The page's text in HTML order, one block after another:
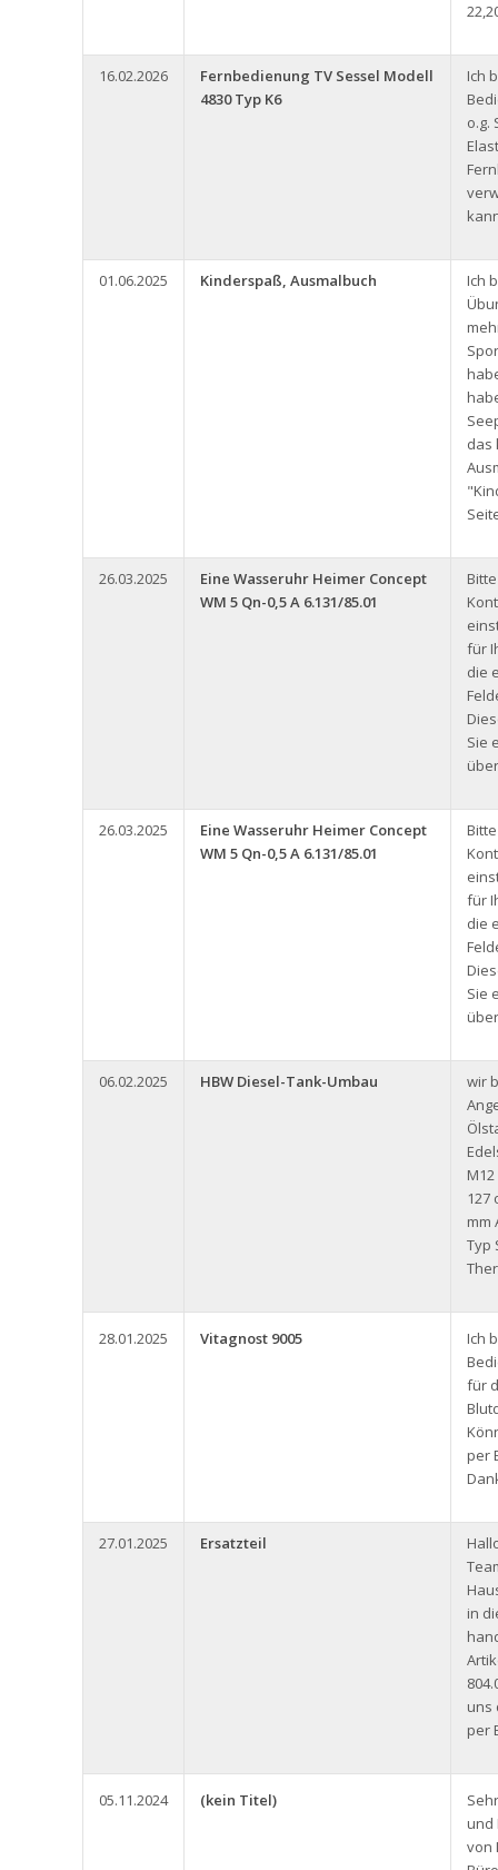
16.02.2026
Fernbedienung TV Sessel Modell
4830 Typ K6
Ich
o.g.
01.06.2025 Kinderspaß, Ausmalbuch
Ich
das
26.03.2025
Eine Wasseruhr Heimer Concept
WM 5 Qn-0,5 A 6.131/85.01
für
die
Sie
26.03.2025
Eine Wasseruhr Heimer Concept
WM 5 Qn-0,5 A 6.131/85.01
für
die
Sie
06.02.2025 HBW Diesel-Tank-Umbau
wir
127
mm
Typ
28.01.2025 Vitagnost 9005
Ich
für
per
27.01.2025 Ersatzteil
in
uns
per
05.11.2024 (kein Titel)
und
von